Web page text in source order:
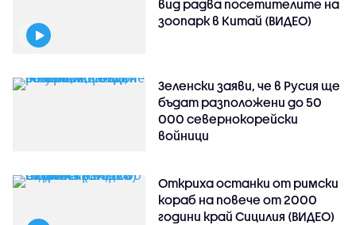
вид радва посетителите на
зоопарк в Китай (ВИДЕО)
Зеленски заяви, че в Русия ще
бъдат разположени до 50
000 севернокорейски
войници
Откриха останки от римски
кораб на повече от 2000
години край Сицилия (ВИДЕО)